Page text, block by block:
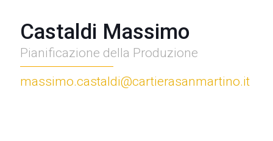
Castaldi Massimo
Pianificazione della Produzione
massimo.castaldi@cartierasanmartino.it